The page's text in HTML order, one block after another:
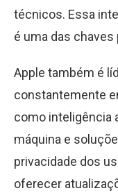
técnicos. Essa
é uma das
Apple também é
constantemente
como inteligência
máquina e
privacidade dos
oferecer